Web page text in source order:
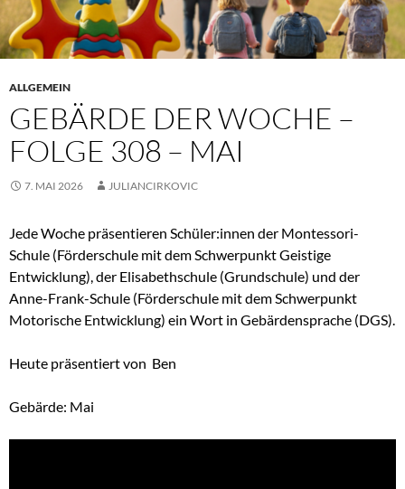
ALLGEMEIN
GEBÄRDE DER WOCHE –
FOLGE 308 – MAI
7. MAI 2026 JULIANCIRKOVIC
Jede Woche präsentieren Schüler:innen der Montessori-
Schule (Förderschule mit dem Schwerpunkt Geistige
Entwicklung), der Elisabethschule (Grundschule) und der
Anne-Frank-Schule (Förderschule mit dem Schwerpunkt
Motorische Entwicklung) ein Wort in Gebärdensprache (DGS).
Heute präsentiert von Ben
Gebärde: Mai